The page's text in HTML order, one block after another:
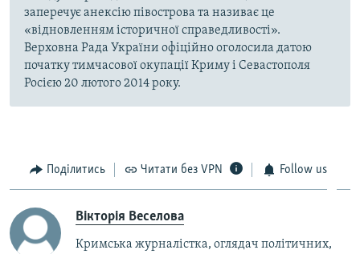
заперечує анексію півострова та називає це
«відновленням історичної справедливості».
Верховна Рада України офіційно оголосила датою
початку тимчасової окупації Криму і Севастополя
Росією 20 лютого 2014 року.
Поділитись Читати без VPN Follow us
Вікторія Веселова
Кримська журналістка, оглядач політичних,